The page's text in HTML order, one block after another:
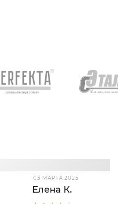
03 МАРТА 2025
Елена К.